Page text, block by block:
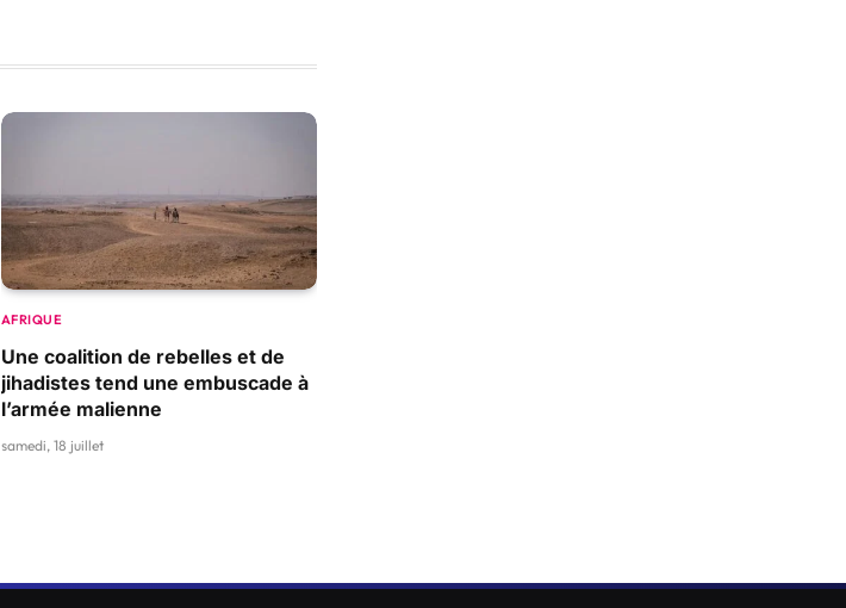
AFRIQUE
Une coalition de rebelles et de
jihadistes tend une embuscade à
l’armée malienne
samedi, 18 juillet